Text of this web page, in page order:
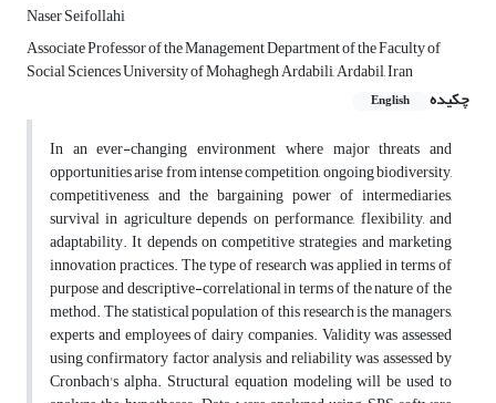
Naser Seifollahi
Associate Professor of the Management Department of the Faculty of
Social Sciences University of Mohaghegh Ardabili, Ardabil, Iran
چکیده
English
In an ever-changing environment where major threats and
opportunities arise from intense competition, ongoing biodiversity,
competitiveness, and the bargaining power of intermediaries,
survival in agriculture depends on performance, flexibility, and
adaptability. It depends on competitive strategies and marketing
innovation practices. The type of research was applied in terms of
purpose and descriptive-correlational in terms of the nature of the
method. The statistical population of this research is the managers,
experts and employees of dairy companies. Validity was assessed
using confirmatory factor analysis and reliability was assessed by
Cronbach's alpha. Structural equation modeling will be used to